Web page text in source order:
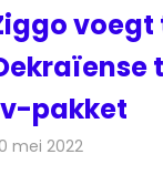
voegt
pakket
mei 2022